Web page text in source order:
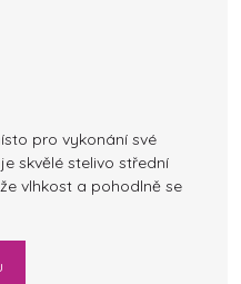
pro vykonání své
skvělé stelivo střední
vlhkost a pohodlně se